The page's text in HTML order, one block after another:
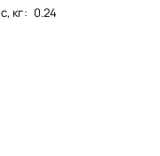
кг: 0.24